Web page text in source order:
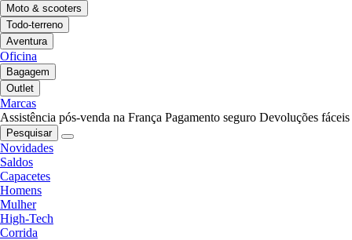
Moto & scooters
Todo-terreno
Aventura
Oficina
Bagagem
Outlet
Marcas
Assistência pós-venda na França Pagamento seguro Devoluções fáceis
Pesquisar
Novidades
Saldos
Capacetes
Homens
Mulher
High-Tech
Corrida